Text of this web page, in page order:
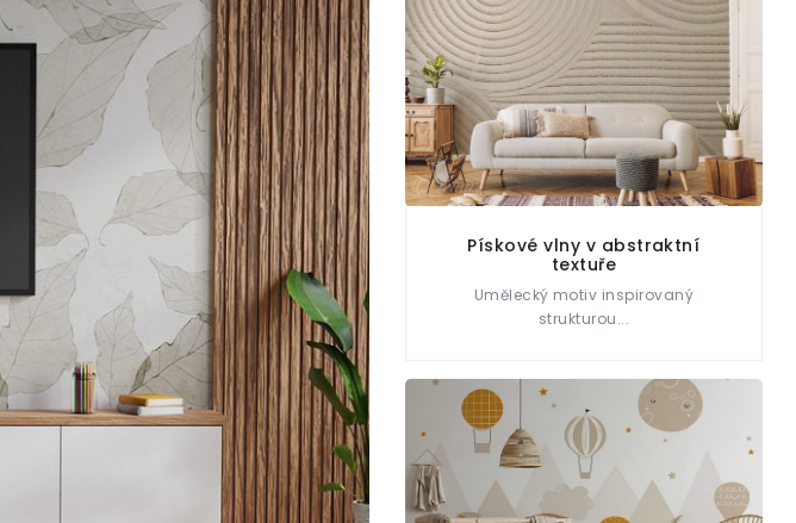
Pískové vlny v abstraktní
textuře
Umělecký motiv inspirovaný
strukturou...